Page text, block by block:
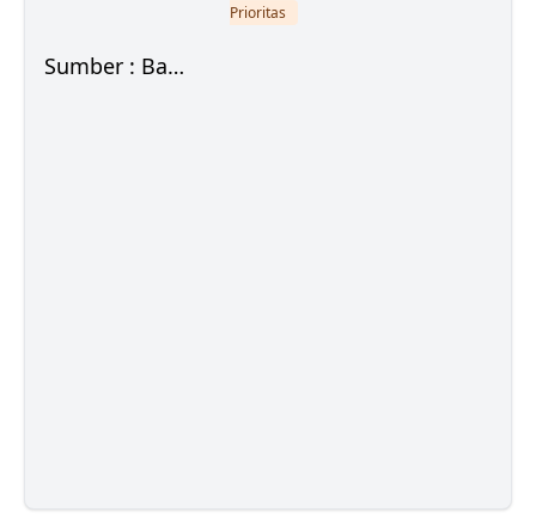
Prioritas
Sumber : Badan Pangan Nasional